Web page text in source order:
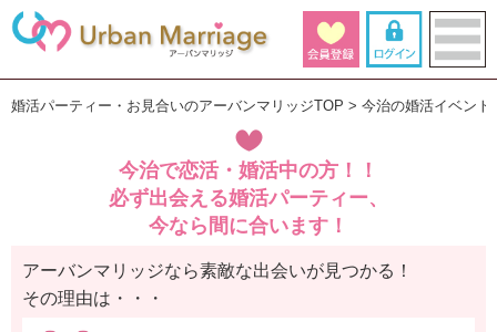
婚活パーティー・お見合いのアーバンマリッジTOP 今治の婚活イベント
今治で恋活・婚活中の方！！
必ず出会える婚活パーティー、
今なら間に合います！
アーバンマリッジなら素敵な出会いが見つかる！
その理由は・・・